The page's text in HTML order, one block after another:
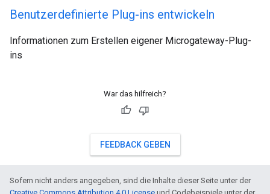
Benutzerdefinierte Plug-ins entwickeln
Informationen zum Erstellen eigener Microgateway-Plug-
ins
War das hilfreich?
FEEDBACK GEBEN
Sofern nicht anders angegeben, sind die Inhalte dieser Seite unter der